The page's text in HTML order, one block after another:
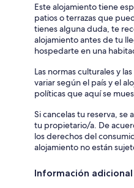
Este alojamiento tiene
patios o terrazas que
tienes alguna duda, te
alojamiento antes de tu
hospedarte en una
Las normas culturales y
variar según el país y el
políticas que aquí se
Si cancelas tu reserva, se
tu propietario/a. De
los derechos del
alojamiento no están
Información adicional